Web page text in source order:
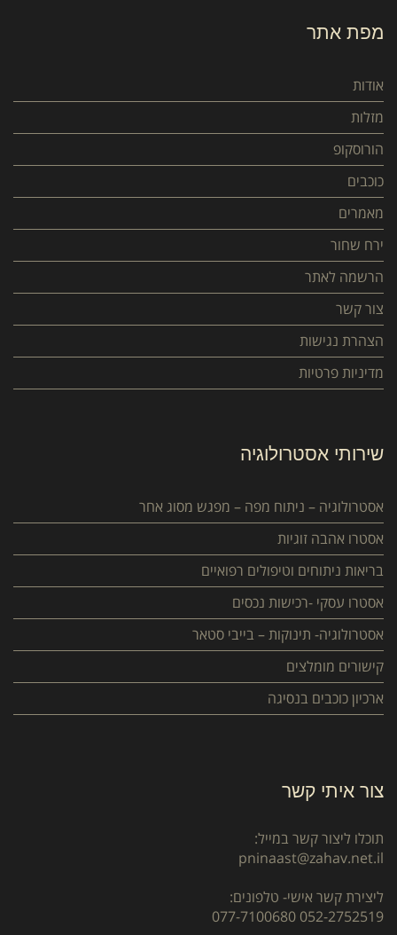
מפת אתר
אודות
מזלות
הורוסקופ
כוכבים
מאמרים
ירח שחור
הרשמה לאתר
צור קשר
הצהרת נגישות
מדיניות פרטיות
שירותי אסטרולוגיה
אסטרולוגיה – ניתוח מפה – מפגש מסוג אחר
אסטרו אהבה זוגיות
בריאות ניתוחים וטיפולים רפואיים
אסטרו עסקי -רכישות נכסים
אסטרולוגיה- תינוקות – בייבי סטאר
קישורים מומלצים
ארכיון כוכבים בנסיגה
צור איתי קשר
תוכלו ליצור קשר במייל:
pninaast@zahav.net.il
ליצירת קשר אישי- טלפונים:
052-2752519
077-7100680